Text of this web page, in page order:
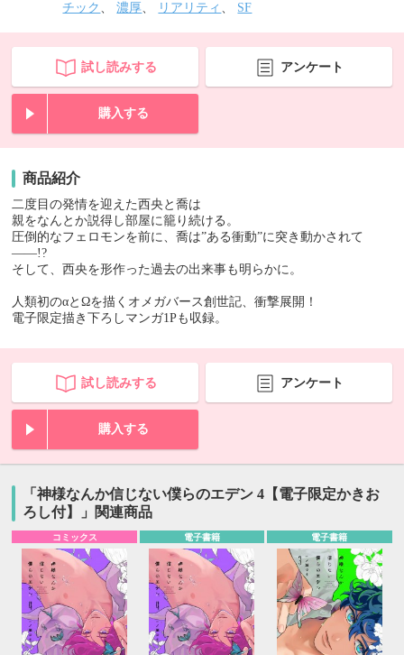
チック 、濃厚、 リアリティ 、 SF
試し読みする アンケート
購入する
商品紹介
二度目の発情を迎えた西央と喬は
親をなんとか説得し部屋に籠り続ける。
圧倒的なフェロモンを前に、喬は”ある衝動”に突き動かされて
――!?
そして、西央を形作った過去の出来事も明らかに。
人類初のαとΩを描くオメガバース創世記、衝撃展開！
電子限定描き下ろしマンガ1Pも収録。
試し読みする アンケート
購入する
「神様なんか信じない僕らのエデン 4【電子限定かきお
ろし付】」関連商品
コミックス 電子書籍 電子書籍